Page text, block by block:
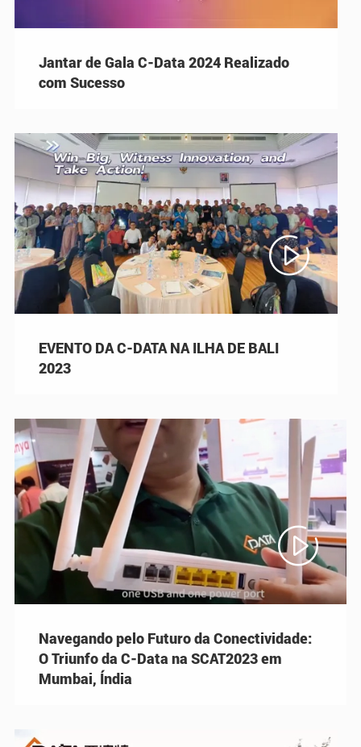
Jantar de Gala C-Data 2024 Realizado
com Sucesso

EVENTO DA C-DATA NA ILHA DE BALI
2023

Navegando pelo Futuro da Conectividade:
O Triunfo da C-Data na SCAT2023 em
Mumbai, Índia